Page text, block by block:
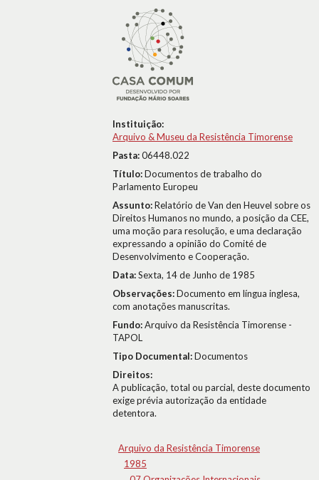
Instituição:
Arquivo & Museu da Resistência Timorense
Pasta:06448.022
Título:Documentos de trabalho do
Parlamento Europeu
Assunto:Relatório de Van den Heuvel sobre os
Direitos Humanos no mundo, a posição da CEE,
uma moção para resolução, e uma declaração
expressando a opinião do Comité de
Desenvolvimento e Cooperação.
Data:Sexta, 14 de Junho de 1985
Observações:Documento em língua inglesa,
com anotações manuscritas.
Fundo:Arquivo da Resistência Timorense -
TAPOL
Tipo Documental:Documentos
Direitos:
A publicação, total ou parcial, deste documento
exige prévia autorização da entidade
detentora.
Arquivo da Resistência Timorense
1985